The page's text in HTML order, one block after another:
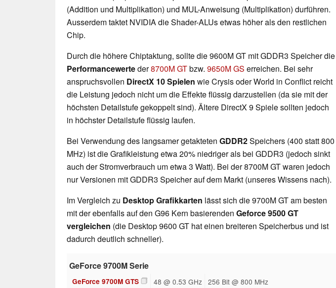
(Addition und Multiplikation) und MUL-Anweisung (Multiplikation) durführen.
Ausserdem taktet NVIDIA die Shader-ALUs etwas höher als den restlichen
Chip.
Durch die höhere Chiptaktung, sollte die 9600M GT mit GDDR3 Speicher die
Performancewerteder8700M GTbzw. 9650M GS erreichen. Bei sehr
anspruchsvollen DirectX 10 Spielen wie Crysis oder World in Conflict reicht
die Leistung jedoch nicht um die Effekte flüssig darzustellen (da sie mit der
höchsten Detailstufe gekoppelt sind). Ältere DirectX 9 Spiele sollten jedoch
in höchster Detailstufe flüssig laufen.
Bei Verwendung des langsamer getakteten GDDR2Speichers (400 statt 800
MHz) ist die Grafikleistung etwa 20% niedriger als bei GDDR3 (jedoch sinkt
auch der Stromverbrauch um etwa 3 Watt). Bei der 8700M GT waren jedoch
nur Versionen mit GDDR3 Speicher auf dem Markt (unseres Wissens nach).
Im Vergleich zu Desktop Grafikkarten lässt sich die 9700M GT am besten
mit der ebenfalls auf den G96 Kern basierenden Geforce 9500 GT
vergleichen (die Desktop 9600 GT hat einen breiteren Speicherbus und ist
dadurch deutlich schneller).
GeForce 9700M Serie
GeForce 9700M GTS 48 @ 0.53 GHz 256 Bit @ 800 MHz